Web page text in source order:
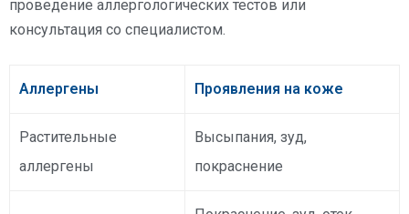
проведение аллергологических тестов или
консультация со специалистом.
Аллергены Проявления на коже
Растительные
аллергены
Высыпания, зуд,
покраснение